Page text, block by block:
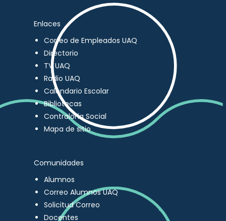
Enlaces
Correo de Empleados UAQ
Directorio
TV UAQ
Radio UAQ
Calendario Escolar
Bibliotecas
Contraloría Social
Mapa de sitio
Comunidades
Alumnos
Correo Alumnos UAQ
Solicitud Correo
Docentes